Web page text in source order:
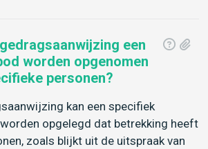
een
worden opgenomen
personen?
kan een specifiek
opgelegd dat betrekking heeft
zoals blijkt uit de uitspraak van